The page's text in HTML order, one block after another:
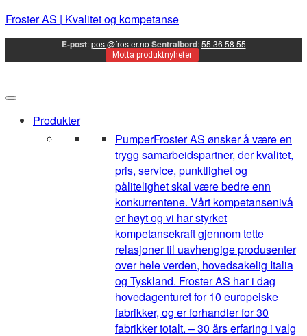
Froster AS | Kvalitet og kompetanse
E-post:post@froster.no Sentralbord:55 36 58 55
Motta produktnyheter
Produkter
PumperFroster AS ønsker å være en
trygg samarbeidspartner, der kvalitet,
pris, service, punktlighet og
pålitelighet skal være bedre enn
konkurrentene. Vårt kompetansenivå
er høyt og vi har styrket
kompetansekraft gjennom tette
relasjoner til uavhengige produsenter
over hele verden, hovedsakelig Italia
og Tyskland. Froster AS har i dag
hovedagenturet for 10 europeiske
fabrikker, og er forhandler for 30
fabrikker totalt. – 30 års erfaring i valg